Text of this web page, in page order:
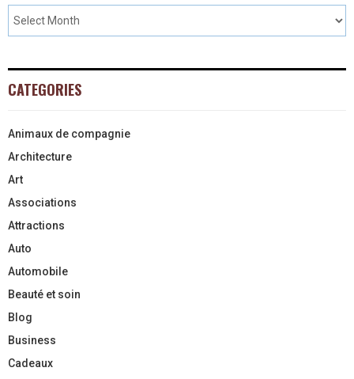
CATEGORIES
Animaux de compagnie
Architecture
Art
Associations
Attractions
Auto
Automobile
Beauté et soin
Blog
Business
Cadeaux